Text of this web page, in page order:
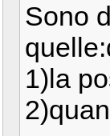
Sono
1)la